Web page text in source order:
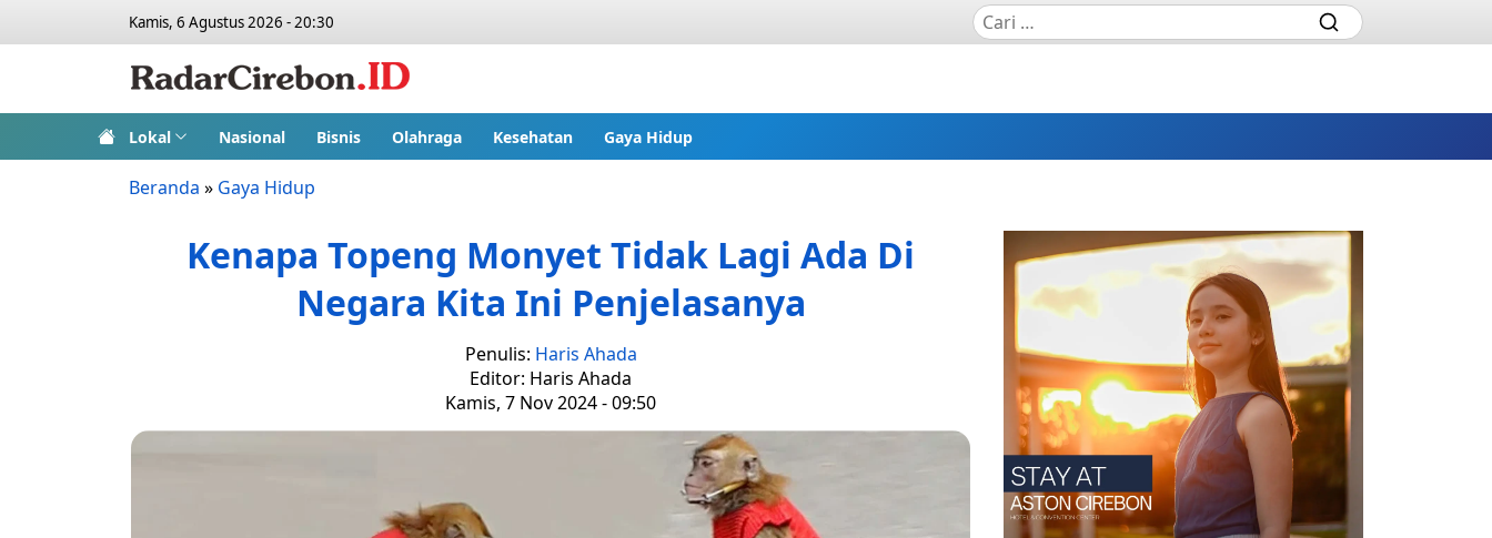
Kamis, 6 Agustus 2026 - 20:30
Lokal Nasional Bisnis Olahraga Kesehatan Gaya Hidup
Beranda » Gaya Hidup
Kenapa Topeng Monyet Tidak Lagi Ada Di
Negara Kita Ini Penjelasanya
Penulis: Haris Ahada
Editor: Haris Ahada
Kamis, 7 Nov 2024 - 09:50